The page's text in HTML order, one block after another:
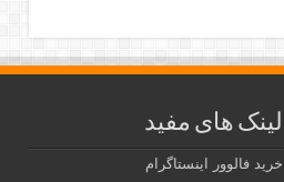
لینک های مفید
خرید فالوور اینستاگرام